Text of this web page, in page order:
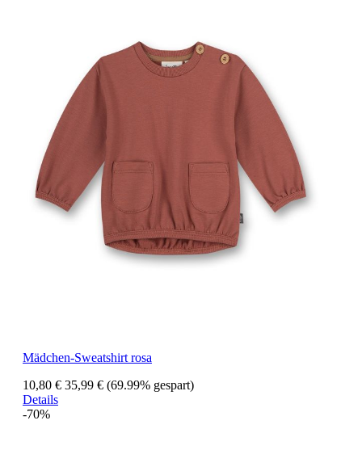
Mädchen-Sweatshirt rosa
10,80 € 35,99 € (69.99% gespart)
Details
-70%